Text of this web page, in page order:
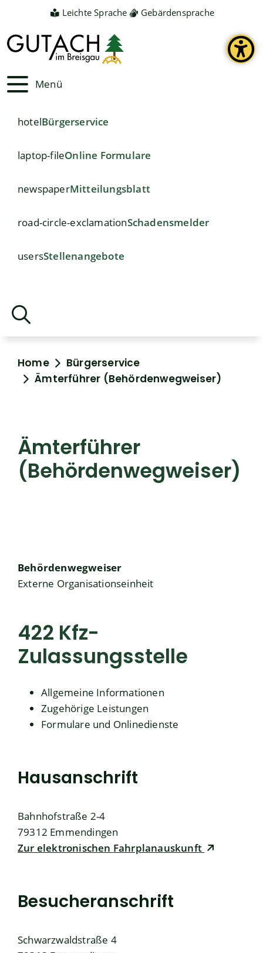
Leichte Sprache Gebärdensprache
Menü
hotelBürgerservice
laptop-fileOnline Formulare
newspaperMitteilungsblatt
road-circle-exclamationSchadensmelder
usersStellenangebote
Home
Bürgerservice
Ämterführer (Behördenwegweiser)
Ämterführer
(Behördenwegweiser)
Behördenwegweiser
Externe Organisationseinheit
422 Kfz-
Zulassungsstelle
Allgemeine Informationen
Zugehörige Leistungen
Formulare und Onlinedienste
Hausanschrift
Bahnhofstraße 2-4
79312 Emmendingen
Zur elektronischen Fahrplanauskunft
Besucheranschrift
Schwarzwaldstraße 4